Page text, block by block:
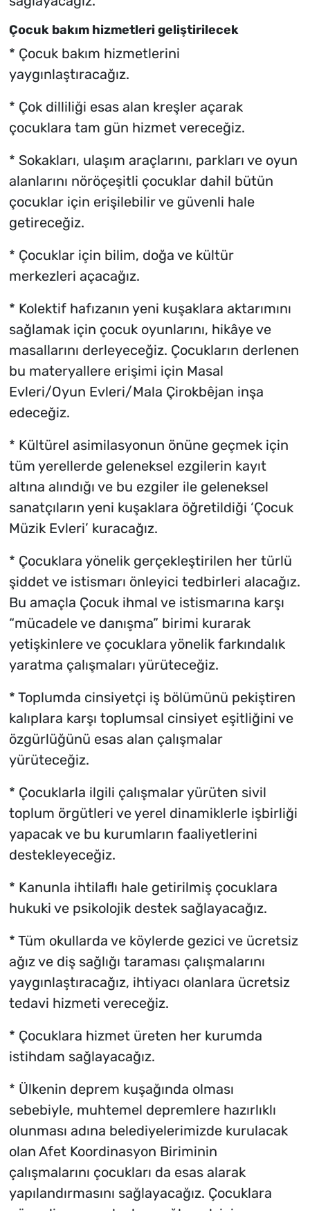
Çocuk bakım hizmetleri geliştirilecek
* Çocuk bakım hizmetlerini
yaygınlaştıracağız.
* Çok dilliliği esas alan kreşler açarak
çocuklara tam gün hizmet vereceğiz.
* Sokakları, ulaşım araçlarını, parkları ve oyun
alanlarını nöröçeşitli çocuklar dahil bütün
çocuklar için erişilebilir ve güvenli hale
getireceğiz.
* Çocuklar için bilim, doğa ve kültür
merkezleri açacağız.
* Kolektif hafızanın yeni kuşaklara aktarımını
sağlamak için çocuk oyunlarını, hikâye ve
masallarını derleyeceğiz. Çocukların derlenen
bu materyallere erişimi için Masal
Evleri/Oyun Evleri/Mala Çirokbêjan inşa
edeceğiz.
* Kültürel asimilasyonun önüne geçmek için
tüm yerellerde geleneksel ezgilerin kayıt
altına alındığı ve bu ezgiler ile geleneksel
sanatçıların yeni kuşaklara öğretildiği ‘Çocuk
Müzik Evleri’ kuracağız.
* Çocuklara yönelik gerçekleştirilen her türlü
şiddet ve istismarı önleyici tedbirleri alacağız.
Bu amaçla Çocuk ihmal ve istismarına karşı
“mücadele ve danışma” birimi kurarak
yetişkinlere ve çocuklara yönelik farkındalık
yaratma çalışmaları yürüteceğiz.
* Toplumda cinsiyetçi iş bölümünü pekiştiren
kalıplara karşı toplumsal cinsiyet eşitliğini ve
özgürlüğünü esas alan çalışmalar
yürüteceğiz.
* Çocuklarla ilgili çalışmalar yürüten sivil
toplum örgütleri ve yerel dinamiklerle işbirliği
yapacak ve bu kurumların faaliyetlerini
destekleyeceğiz.
* Kanunla ihtilaflı hale getirilmiş çocuklara
hukuki ve psikolojik destek sağlayacağız.
* Tüm okullarda ve köylerde gezici ve ücretsiz
ağız ve diş sağlığı taraması çalışmalarını
yaygınlaştıracağız, ihtiyacı olanlara ücretsiz
tedavi hizmeti vereceğiz.
* Çocuklara hizmet üreten her kurumda
istihdam sağlayacağız.
* Ülkenin deprem kuşağında olması
sebebiyle, muhtemel depremlere hazırlıklı
olunması adına belediyelerimizde kurulacak
olan Afet Koordinasyon Biriminin
çalışmalarını çocukları da esas alarak
yapılandırmasını sağlayacağız. Çocuklara